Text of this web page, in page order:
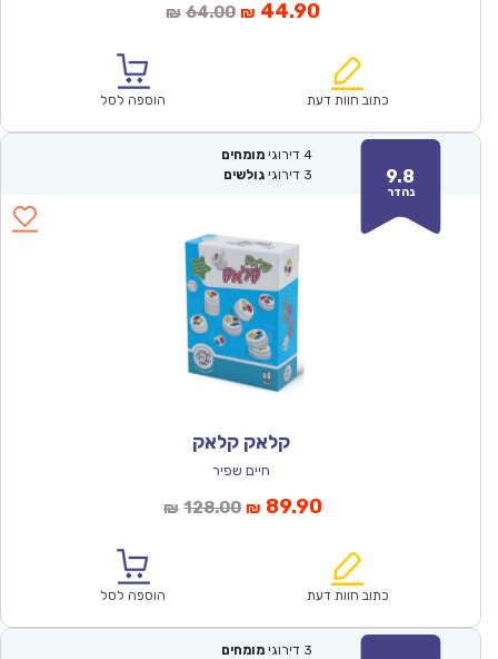
₪ 64.00המחיר
₪64.00.
₪ 44.90המחיר
הוא:
כתוב חוות דעת הוספה לסל
9.8
נהדר
4 דירוגי מומחים
3 דירוגי גולשים
קלאק קלאק
חיים שפיר
₪ 128.00המחיר
₪128.00.
₪ 89.90המחיר
הוא:
כתוב חוות דעת הוספה לסל
3 דירוגי מומחים